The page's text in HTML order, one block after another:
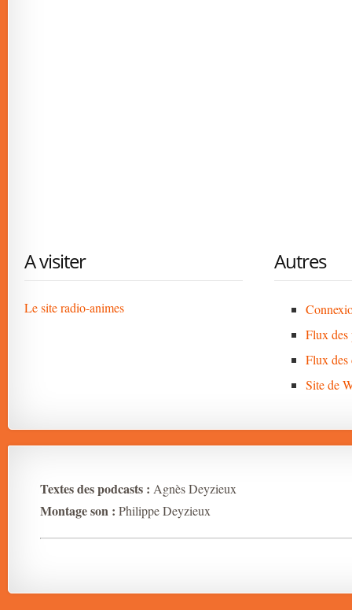
A visiter
Le site radio-animes
Autres
Flux des
Flux des
Site de
Textes des podcasts : Agnès Deyzieux
Montage son : Philippe Deyzieux